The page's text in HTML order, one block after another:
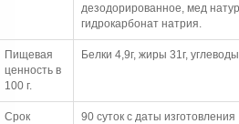
дезодорированное, мед
гидрокарбонат натрия.
Пищевая
ценность в
100 г.
Белки 4,9г, жиры 31г,
Срок
90 суток с даты изготовления